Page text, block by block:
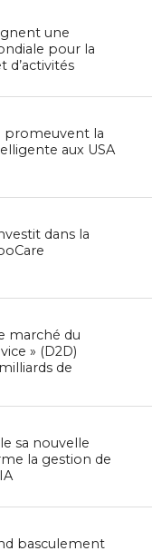
une
pour la
d’activités
promeuvent la
aux USA
dans la
marché du
» (D2D)
de
sa nouvelle
la gestion de
basculement